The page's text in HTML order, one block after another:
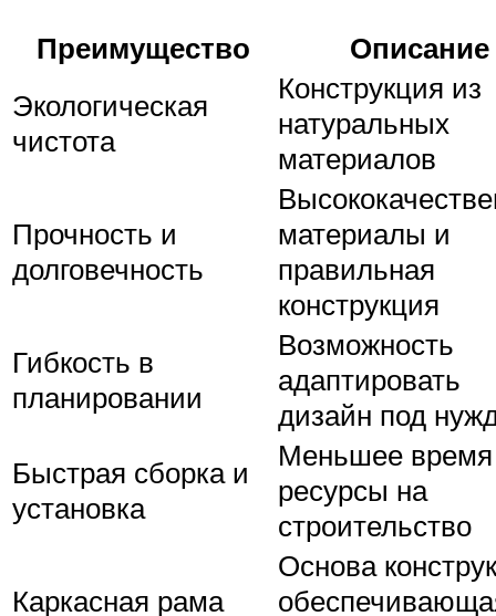
Преимущество
Описание
Экологическая
чистота
Конструкция из
натуральных
материалов
Прочность и
долговечность
материалы и
правильная
конструкция
Гибкость в
планировании
Возможность
адаптировать
дизайн под
Быстрая сборка и
установка
Меньшее
ресурсы на
строительство
Каркасная рама
Основа